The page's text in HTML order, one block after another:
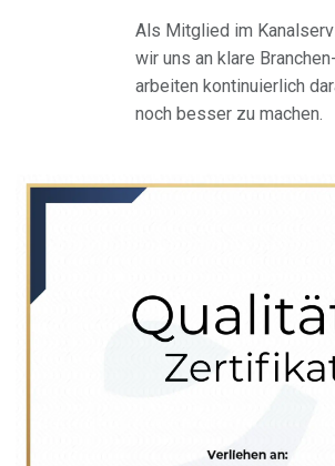
Als Mitglied im
wir uns an klare
arbeiten kontinuierlich
noch besser zu machen.